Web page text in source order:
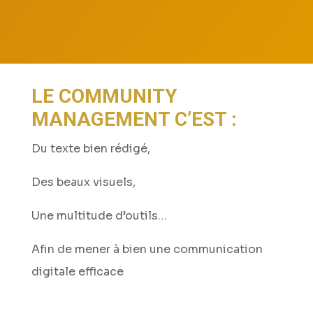
LE COMMUNITY
MANAGEMENT C’EST :
Du texte bien rédigé,
Des beaux visuels,
Une multitude d’outils…
Afin de mener à bien une communication
digitale efficace